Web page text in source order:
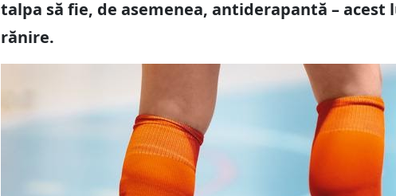
talpa să fie, de asemenea, antiderapantă – acest
rănire.